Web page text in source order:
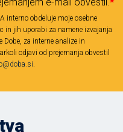
interno obdeluje moje osebne
in jih uporabi za namene izvajanja
za interne analize in
odjavi od prejemanja obvestil
.